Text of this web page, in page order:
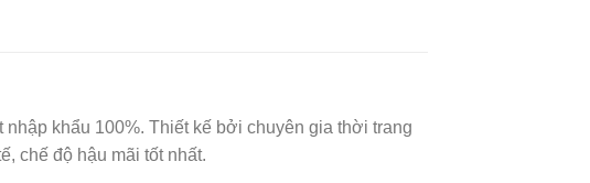
khẩu 100%. Thiết kế bởi chuyên gia thời trang
chế độ hậu mãi tốt nhất.